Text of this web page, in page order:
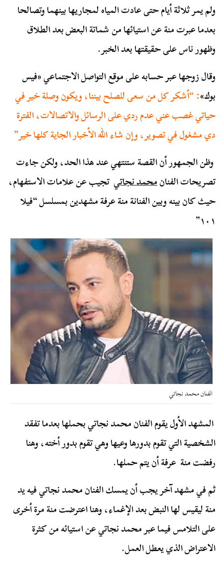
ولم يمر ثلاثة أيام حتى عادت المياه لمجاريها بينهما وتصالحا
بعدما عبرت منة عن استيائها من شماتة البعض بعد الطلاق
وظهور ناس على حقيقتها بعد الخبر.
وقال زوجها عبر حسابه على موقع التواصل الاجتماعي «فيس
بوك»: “أشكر كل من سعى للصلح بيننا، ويكون وصلة خير في
حياتي غصب عني عدم ردي علىالرسائل والاتصالات، الفترة
دي مشغول في تصوير، وإن شاء الله الأخبار الجاية كلها خير”
وظن الجمهور أن القصة ستنتهي عند هذا الحد، ولكن جاءت
تصريحات الفنانمحمد نجاتي تجيب عن علامات الاستفهام،
حيث كان بينه وبين الفنانة منة عرفة مشهدين بمسلسل “فيلا
١٠١”
الفنان محمد نجاتي
المشهد الأول يقوم الفنان محمد نجاتي بحملها بعدما تفقد
الشخصية التي تقوم بدورها وعيها وهي تقوم بدور أخته، وهنا
رفضت منة عرفة أن يتم حملها.
ثم في مشهد آخر يجب أن يمسك الفنان محمد نجاتي فيه يد
منة ليقيس لها النبض بعد الإغماء، وهنا اعترضت منة مرة أخرى
على التلامس فيما عبر محمد نجاتي عن استيائه من كثرة
الاعتراض الذي يعطل العمل.